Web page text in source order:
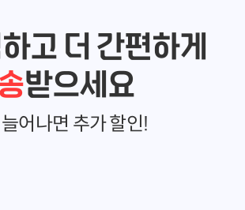
고 더 간편하게
받으세요
어나면 추가 할인!